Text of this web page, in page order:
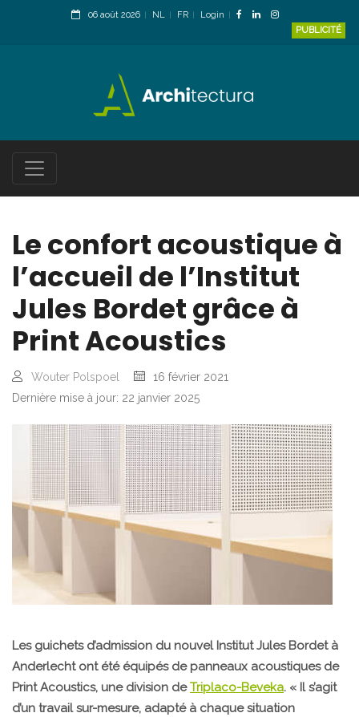
06 août 2026 NL FR
Login
PUBLICITÉ
Le confort acoustique à
l’accueil de l’Institut
Jules Bordet grâce à
Print Acoustics
Wouter Polspoel
16 février 2021
Dernière mise à jour: 22 janvier 2025
Les guichets d’admission du nouvel Institut Jules Bordet à
Anderlecht ont été équipés de panneaux acoustiques de
Print Acoustics, une division deTriplaco-Beveka. « Il s’agit
d’un travail sur-mesure, adapté à chaque situation